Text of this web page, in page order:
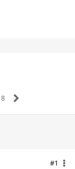
8
#1